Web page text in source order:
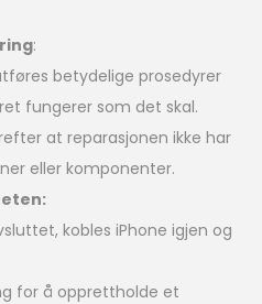
:
betydelige prosedyrer
fungerer som det skal.
at reparasjonen ikke har
eller komponenter.
kobles iPhone igjen og
for å opprettholde et